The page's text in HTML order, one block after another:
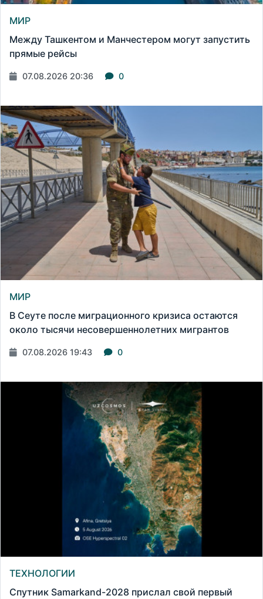
МИР
Между Ташкентом и Манчестером могут запустить
прямые рейсы
07.08.2026 20:36 0
МИР
В Сеуте после миграционного кризиса остаются
около тысячи несовершеннолетних мигрантов
07.08.2026 19:43 0
ТЕХНОЛОГИИ
Спутник Samarkand-2028 прислал свой первый